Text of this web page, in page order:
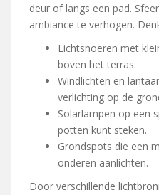
deur of langs een pad.
ambiance te verhogen.
Lichtsnoeren met
boven het terras.
Windlichten en
verlichting op de
Solarlampen op een
potten kunt steken.
Grondspots die een
onderen aanlichten.
Door verschillende